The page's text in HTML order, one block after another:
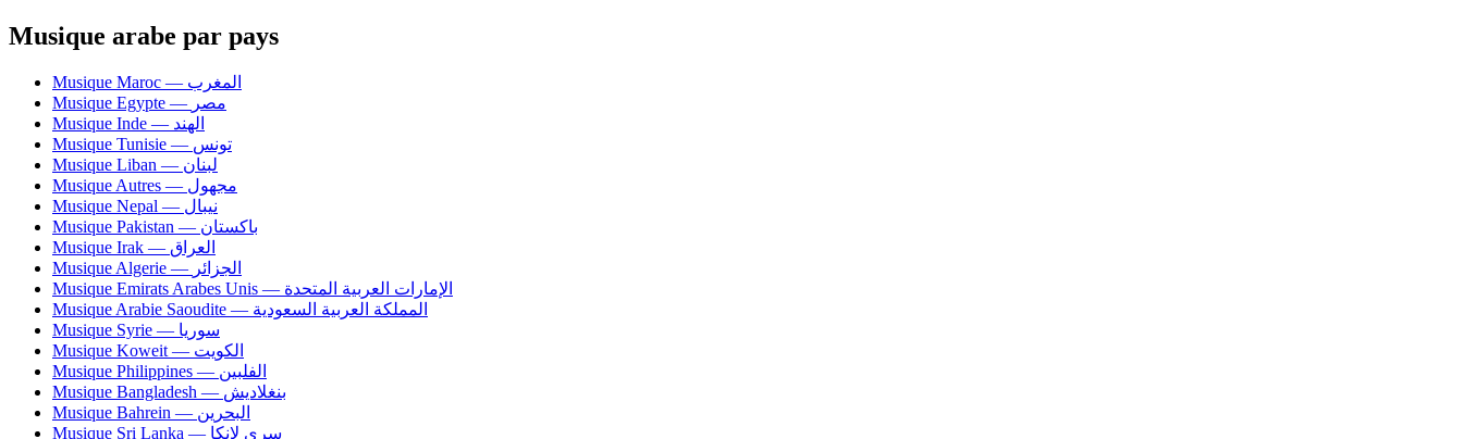
Musique arabe par pays
Musique Maroc — المغرب
Musique Egypte — مصر
Musique Inde — الهند
Musique Tunisie — تونس
Musique Liban — لبنان
Musique Autres — مجهول
Musique Nepal — نيبال
Musique Pakistan — باكستان
Musique Irak — العراق
Musique Algerie — الجزائر
Musique Emirats Arabes Unis — الإمارات العربية المتحدة
Musique Arabie Saoudite — المملكة العربية السعودية
Musique Syrie — سوريا
Musique Koweit — الكويت
Musique Philippines — الفلبين
Musique Bangladesh — بنغلاديش
Musique Bahrein — البحرين
Musique Sri Lanka — سري لانكا